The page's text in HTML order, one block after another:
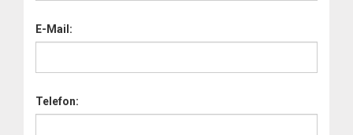
E-Mail:
Telefon: